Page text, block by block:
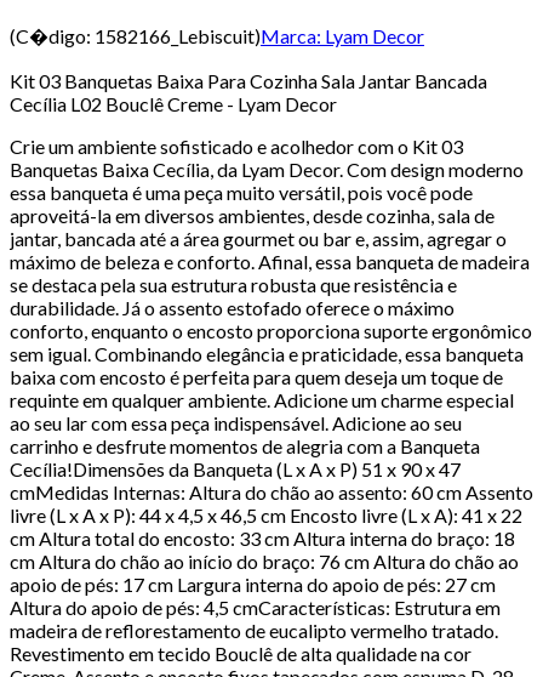
(C�digo: 1582166_Lebiscuit)Marca: Lyam Decor
Kit 03 Banquetas Baixa Para Cozinha Sala Jantar Bancada
Cecília L02 Bouclê Creme - Lyam Decor
Crie um ambiente sofisticado e acolhedor com o Kit 03
Banquetas Baixa Cecília, da Lyam Decor. Com design moderno
essa banqueta é uma peça muito versátil, pois você pode
aproveitá-la em diversos ambientes, desde cozinha, sala de
jantar, bancada até a área gourmet ou bar e, assim, agregar o
máximo de beleza e conforto. Afinal, essa banqueta de madeira
se destaca pela sua estrutura robusta que resistência e
durabilidade. Já o assento estofado oferece o máximo
conforto, enquanto o encosto proporciona suporte ergonômico
sem igual. Combinando elegância e praticidade, essa banqueta
baixa com encosto é perfeita para quem deseja um toque de
requinte em qualquer ambiente. Adicione um charme especial
ao seu lar com essa peça indispensável. Adicione ao seu
carrinho e desfrute momentos de alegria com a Banqueta
Cecília!Dimensões da Banqueta (L x A x P) 51 x 90 x 47
cmMedidas Internas: Altura do chão ao assento: 60 cm Assento
livre (L x A x P): 44 x 4,5 x 46,5 cm Encosto livre (L x A): 41 x 22
cm Altura total do encosto: 33 cm Altura interna do braço: 18
cm Altura do chão ao início do braço: 76 cm Altura do chão ao
apoio de pés: 17 cm Largura interna do apoio de pés: 27 cm
Altura do apoio de pés: 4,5 cmCaracterísticas: Estrutura em
madeira de reflorestamento de eucalipto vermelho tratado.
Revestimento em tecido Bouclê de alta qualidade na cor